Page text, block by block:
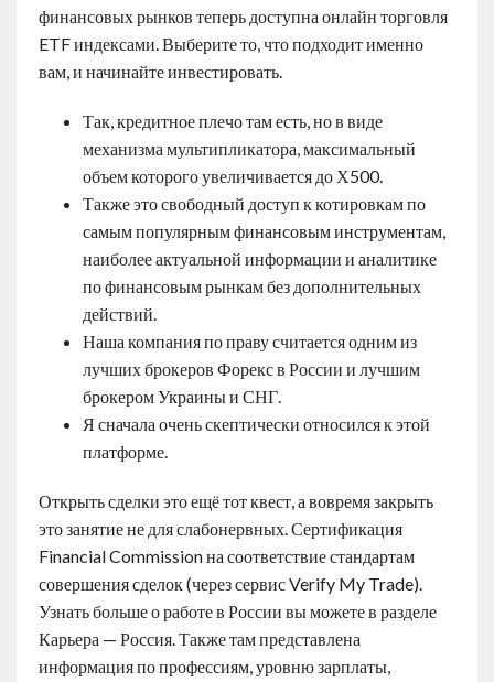
финансовых рынков теперь доступна онлайн торговля
ETF индексами. Выберите то, что подходит именно
вам, и начинайте инвестировать.
Так, кредитное плечо там есть, но в виде
механизма мультипликатора, максимальный
объем которого увеличивается до Х500.
Также это свободный доступ к котировкам по
самым популярным финансовым инструментам,
наиболее актуальной информации и аналитике
по финансовым рынкам без дополнительных
действий.
Наша компания по праву считается одним из
лучших брокеров Форекс в России и лучшим
брокером Украины и СНГ.
Я сначала очень скептически относился к этой
платформе.
Открыть сделки это ещё тот квест, а вовремя закрыть
это занятие не для слабонервных. Сертификация
Financial Commission на соответствие стандартам
совершения сделок (через сервис Verify My Trade).
Узнать больше о работе в России вы можете в разделе
Карьера — Россия. Также там представлена
информация по профессиям, уровню зарплаты,